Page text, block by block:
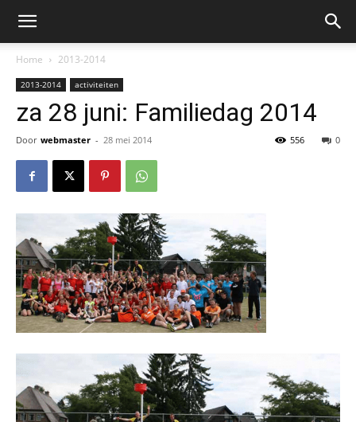
Home 2013-2014
2013-2014 activiteiten
za 28 juni: Familiedag 2014
Door webmaster - 28 mei 2014 0
556